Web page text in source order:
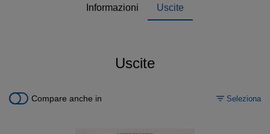
Informazioni Uscite
Uscite
Compare anche in Seleziona